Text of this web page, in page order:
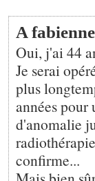
A fabienne
Oui, j'ai 44
Je serai
plus
années pour
d'anomalie
confirme...